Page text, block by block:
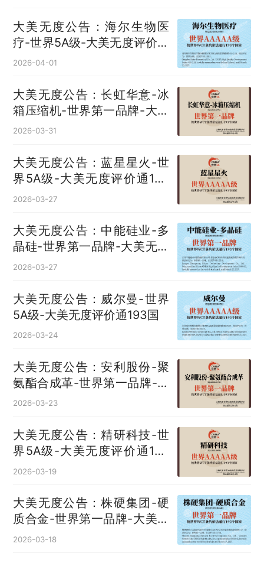
大美无度公告：海尔生物医
疗-世界5A级-大美无度评价通
193国
2026-04-01
大美无度公告：长虹华意-冰
箱压缩机‌-世界第一品牌-大美
无度评价通193国
2026-03-31
大美无度公告：蓝星星火-世
界5A级-大美无度评价通193
国
2026-03-27
大美无度公告：中能硅业-多
晶硅‌-世界第一品牌-大美无度
评价通193国
2026-03-27
大美无度公告：威尔曼-世界
5A级-大美无度评价通193国
2026-03-24
大美无度公告：安利股份-聚
氨酯合成革‌-世界第一品牌-大
美无度评价通193国
2026-03-23
大美无度公告：精研科技-世
界5A级-大美无度评价通193
国
2026-03-19
大美无度公告：株硬集团-硬
质合金‌-世界第一品牌-大美无
度评价通193国
2026-03-18